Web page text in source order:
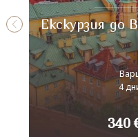
Екскурзия до
4
340